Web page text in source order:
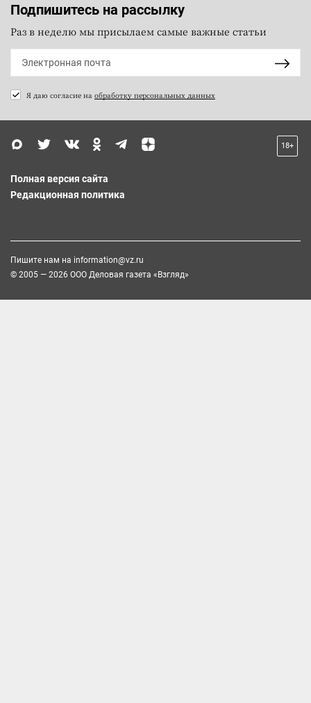
Подпишитесь на рассылку
Раз в неделю мы присылаем самые важные статьи
Я даю согласие на обработку персональных данных
18+
Полная версия сайта
Редакционная политика
Пишите нам на information@vz.ru
© 2005 — 2026 ООО Деловая газета «Взгляд»